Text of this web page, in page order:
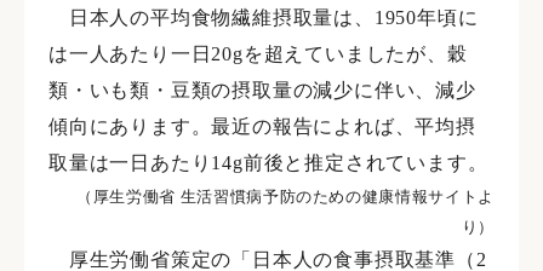
日本人の平均食物繊維摂取量は、1950年頃に
は一人あたり一日20gを超えていましたが、穀
類・いも類・豆類の摂取量の減少に伴い、減少
傾向にあります。最近の報告によれば、平均摂
取量は一日あたり14g前後と推定されています。
（厚生労働省 生活習慣病予防のための健康情報サイトよ
り）
厚生労働省策定の「日本人の食事摂取基準（2